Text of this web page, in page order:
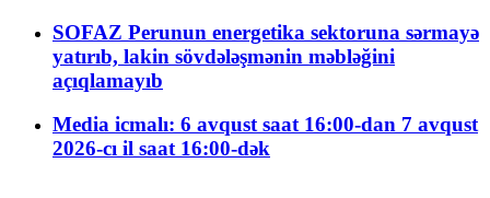
SOFAZ Perunun energetika sektoruna sərmayə
yatırıb, lakin sövdələşmənin məbləğini
açıqlamayıb
Media icmalı: 6 avqust saat 16:00-dan 7 avqust
2026-cı il saat 16:00-dək